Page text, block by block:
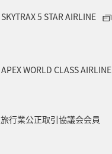
SKYTRAX 5 STAR AIRLINE
APEX WORLD CLASS AIRLINE
旅行業公正取引協議会会員